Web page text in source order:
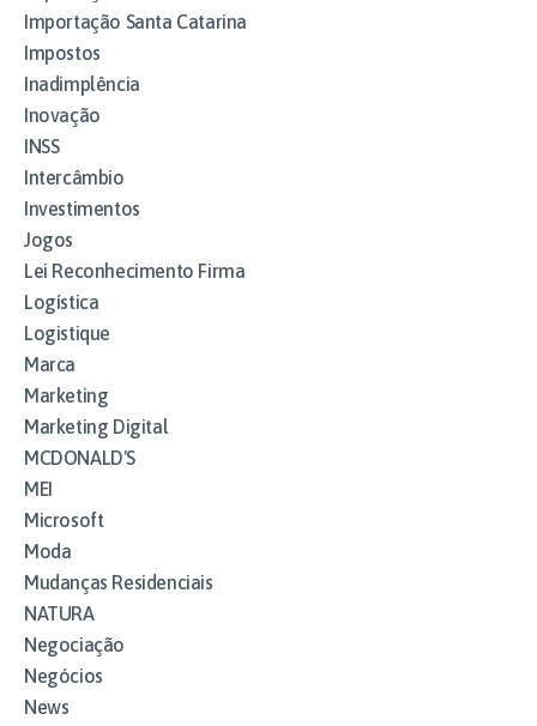
Importação Santa Catarina
Impostos
Inadimplência
Inovação
INSS
Intercâmbio
Investimentos
Jogos
Lei Reconhecimento Firma
Logística
Logistique
Marca
Marketing
Marketing Digital
MCDONALD'S
MEI
Microsoft
Moda
Mudanças Residenciais
NATURA
Negociação
Negócios
News